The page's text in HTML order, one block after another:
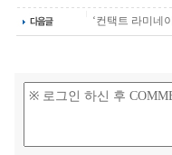
‘컨택트 라미네